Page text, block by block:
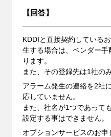
【回答】
KDDIと直接契約している
生する場合は、ベンダー
ります。
また、その登録先は1社の
アラーム発生の連絡を2社
応していません。
また、社名が1つであって
設定する事はできません。
オプションサービスのお